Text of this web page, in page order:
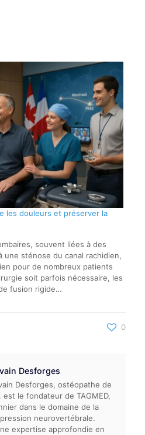
les douleurs et préserver la
souvent liées à des
sténose du canal rachidien,
pour de nombreux patients
soit parfois nécessaire, les
fusion rigide…
0
Desforges
Desforges, ostéopathe de
est le fondateur de TAGMED,
dans le domaine de la
neurovertébrale.
expertise approfondie en